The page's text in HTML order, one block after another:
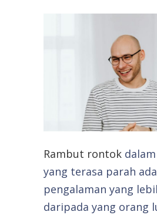
Rambut rontok
yang terasa parah
pengalaman yang
daripada yang orang